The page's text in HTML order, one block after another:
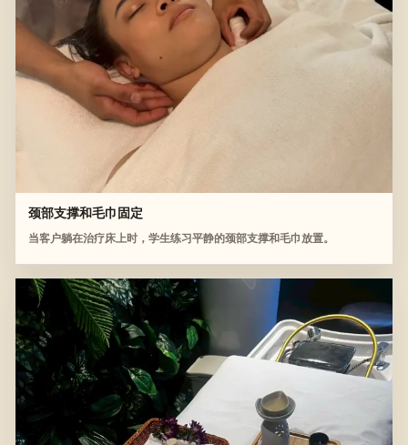
颈部支撑和毛巾固定
当客户躺在治疗床上时，学生练习平静的颈部支撑和毛巾放置。